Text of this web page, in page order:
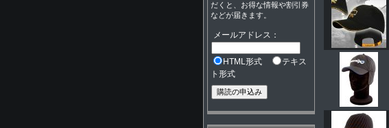
だくと、お得な情報や割引券
などが届きます。
メールアドレス：
HTML形式
テキス
ト形式